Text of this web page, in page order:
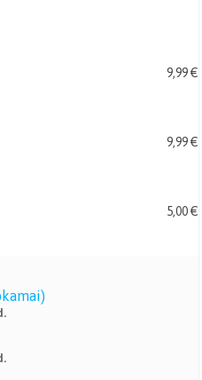
9,99 €
9,99 €
5,00 €
)